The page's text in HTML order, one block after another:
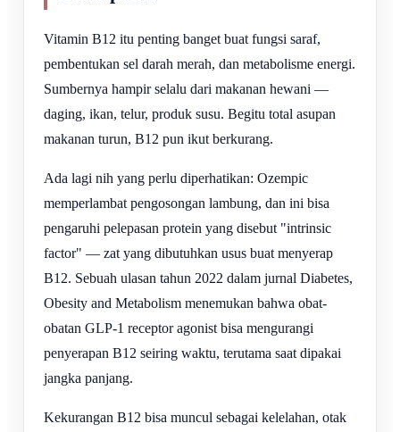
Vitamin B12 itu penting banget buat fungsi saraf,
pembentukan sel darah merah, dan metabolisme energi.
Sumbernya hampir selalu dari makanan hewani —
daging, ikan, telur, produk susu. Begitu total asupan
makanan turun, B12 pun ikut berkurang.
Ada lagi nih yang perlu diperhatikan: Ozempic
memperlambat pengosongan lambung, dan ini bisa
pengaruhi pelepasan protein yang disebut "intrinsic
factor" — zat yang dibutuhkan usus buat menyerap
B12. Sebuah ulasan tahun 2022 dalam jurnal Diabetes,
Obesity and Metabolism menemukan bahwa obat-
obatan GLP-1 receptor agonist bisa mengurangi
penyerapan B12 seiring waktu, terutama saat dipakai
jangka panjang.
Kekurangan B12 bisa muncul sebagai kelelahan, otak